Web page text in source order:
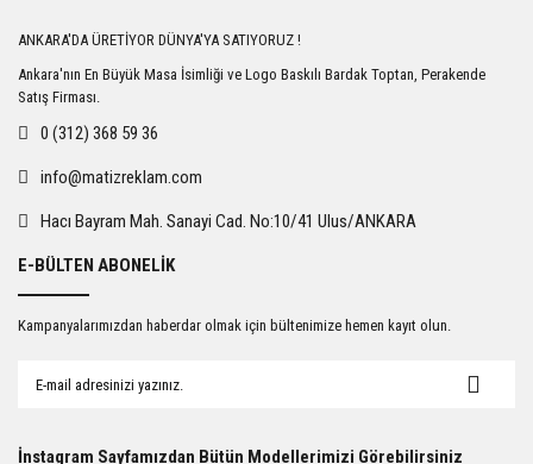
ANKARA'DA ÜRETİYOR DÜNYA'YA SATIYORUZ !
Ankara'nın En Büyük Masa İsimliği ve Logo Baskılı Bardak Toptan, Perakende
Satış Firması.
0 (312) 368 59 36
info@matizreklam.com
Hacı Bayram Mah. Sanayi Cad. No:10/41 Ulus/ANKARA
E-BÜLTEN ABONELİK
Kampanyalarımızdan haberdar olmak için bültenimize hemen kayıt olun.
İnstagram Sayfamızdan Bütün Modellerimizi Görebilirsiniz